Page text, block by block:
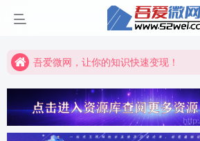
吾爱微网，链接客户就是这么简单！
吾爱微网，链接客户就是这么简单！
吾爱微网，让你的知识快速变现！